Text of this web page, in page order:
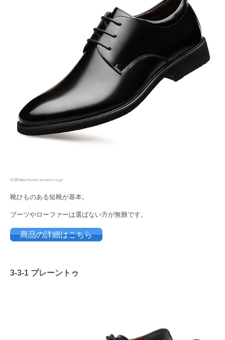
出典https://www.amazon.co.jp/
靴ひものある短靴が基本。
ブーツやローファーは選ばない方が無難です。
商品の詳細はこちら
3-3-1 プレーントゥ